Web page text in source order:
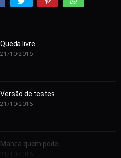
Queda livre
21/10/2016
Versão de testes
21/10/2016
Manda quem pode